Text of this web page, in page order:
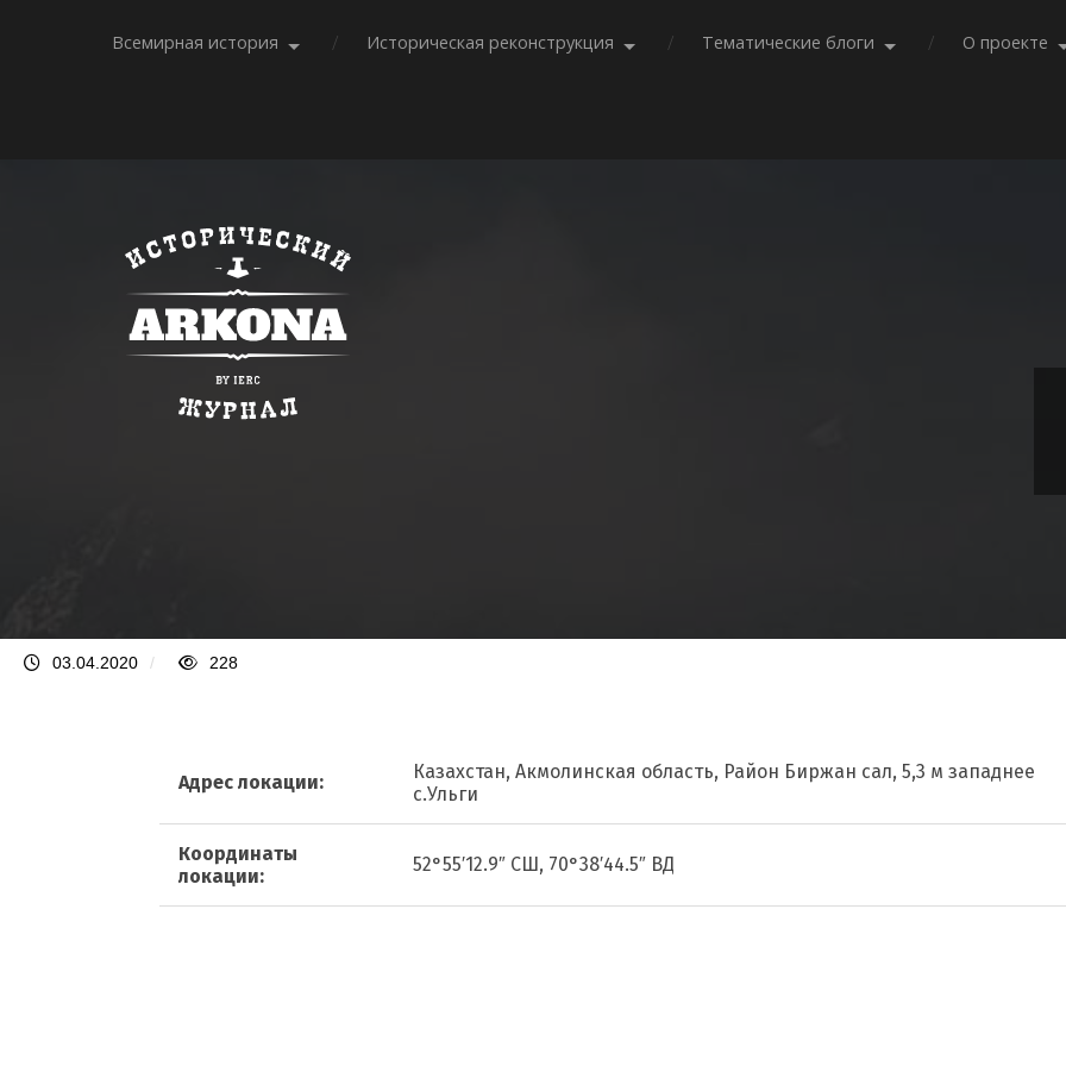
Всемирная история Историческая реконструкция Тематические блоги О проекте
03.04.2020 / 228
Адрес локации:
Казахстан, Акмолинская область, Район Биржан сал, 5,3 м западнее
с.Ульги
Координаты
локации:
52°55′12.9″ СШ, 70°38′44.5″ ВД